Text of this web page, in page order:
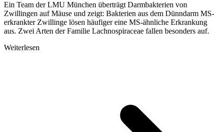
Ein Team der LMU München überträgt Darmbakterien von
Zwillingen auf Mäuse und zeigt: Bakterien aus dem Dünndarm MS-
erkrankter Zwillinge lösen häufiger eine MS-ähnliche Erkrankung
aus. Zwei Arten der Familie Lachnospiraceae fallen besonders auf.
Weiterlesen